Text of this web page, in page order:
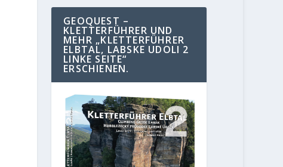
GEOQUEST –
KLETTERFÜHRER UND
MEHR „KLETTERFÜHRER
ELBTAL, LABSKE UDOLI 2
LINKE SEITE“
ERSCHIENEN.